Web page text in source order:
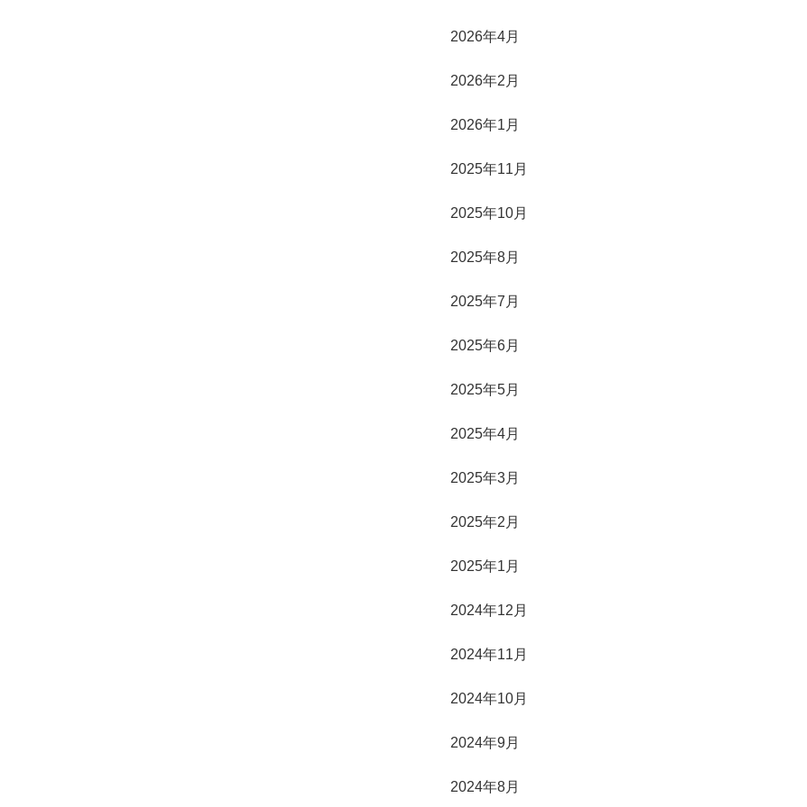
2026年4月
2026年2月
2026年1月
2025年11月
2025年10月
2025年8月
2025年7月
2025年6月
2025年5月
2025年4月
2025年3月
2025年2月
2025年1月
2024年12月
2024年11月
2024年10月
2024年9月
2024年8月